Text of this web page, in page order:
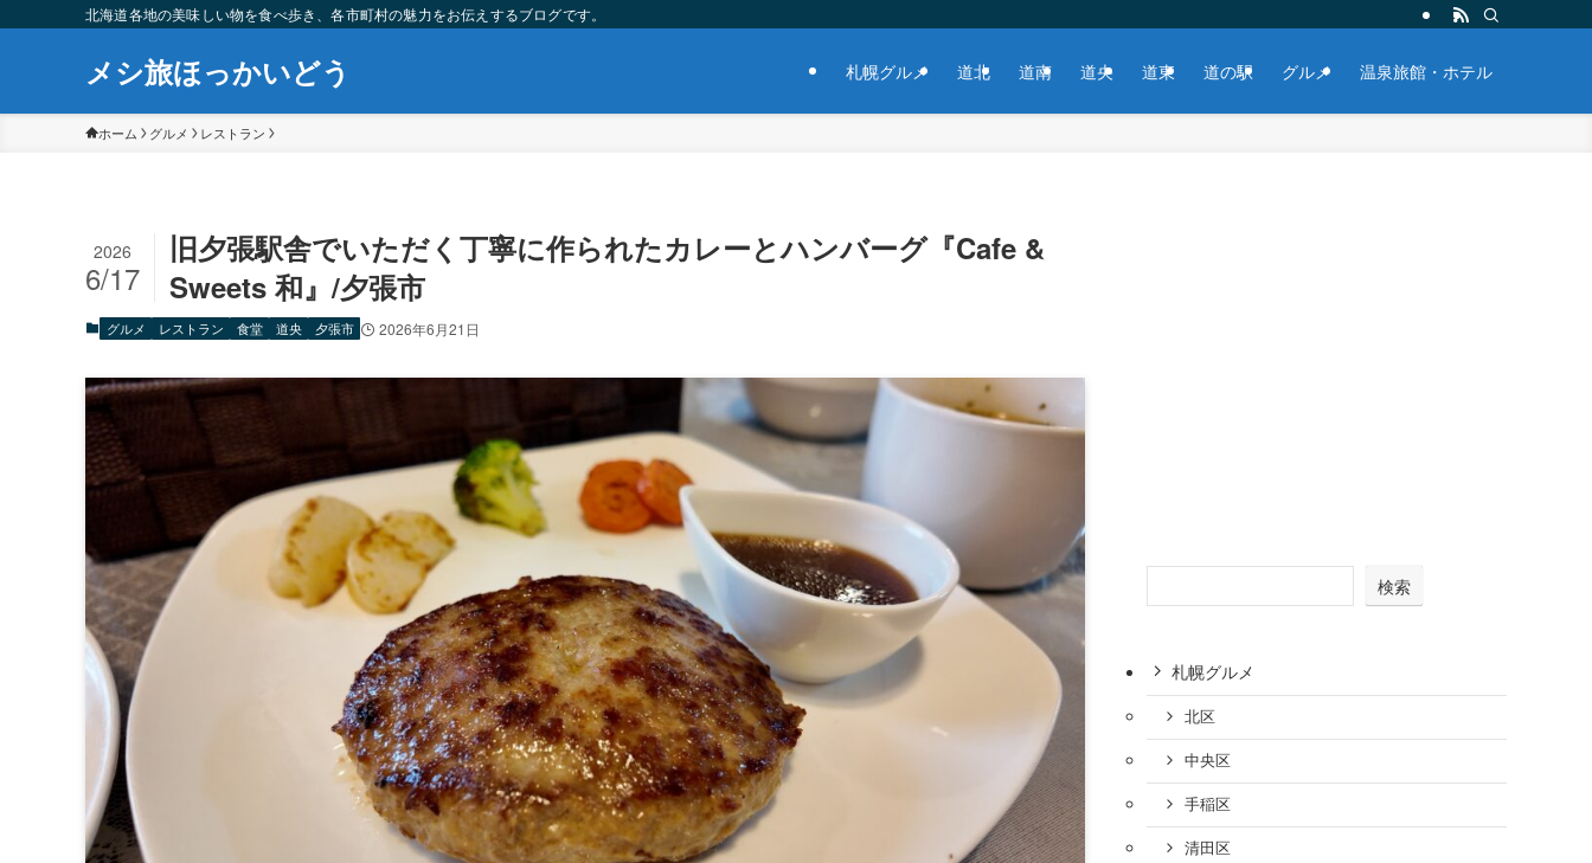
北海道各地の美味しい物を食べ歩き、各市町村の魅力をお伝えするブログです。
メシ旅ほっかいどう 札幌グルメ 道北 道南 道央 道東 道の駅 グルメ 温泉旅館・ホテル
ホーム グルメ レストラン
旧夕張駅舎でいただく丁寧に作られたカレーとハンバーグ『Cafe &
Sweets 和』/夕張市
2026
6/17
グルメ レストラン 食堂 道央 夕張市 2026年6月21日
検索
札幌グルメ
北区
中央区
手稲区
清田区